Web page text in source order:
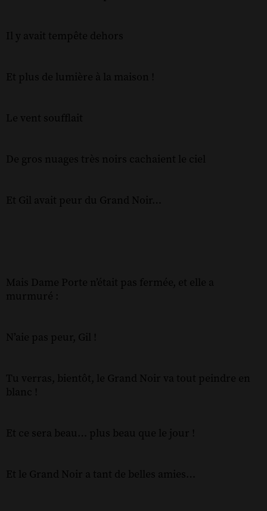
Il y avait tempête dehors
Et plus de lumière à la maison !
Le vent soufflait
De gros nuages très noirs cachaient le ciel
Et Gil avait peur du Grand Noir…
Mais Dame Porte n’était pas fermée, et elle a
murmuré :
N’aie pas peur, Gil !
Tu verras, bientôt, le Grand Noir va tout peindre en
blanc !
Et ce sera beau… plus beau que le jour !
Et le Grand Noir a tant de belles amies…